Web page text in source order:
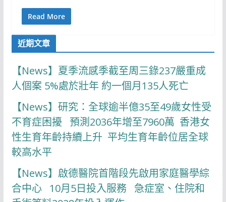
Read More
近期文章
【News】夏季流感季截至周三錄237嚴重成
人個案 5%處於壯年 約一個月135人死亡
【News】研究：全球逾半億35至49歲女性受
不育症困擾 預測2036年增至7960萬 香港女
性生育年齡持續上升 平均生育年齡位居全球
較高水平
【News】啟德醫院首階段先啟用家庭醫學綜
合中心 10月5日投入服務 急症室、住院和